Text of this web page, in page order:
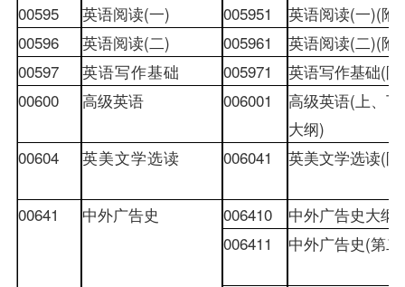
00595 英语阅读(一) 005951 英语阅读(一)(附
00596
英语阅读(二) 005961 英语阅读(二)(附
00597
英语写作基础 005971 英语写作基础(
00600
高级英语 006001 高级英语( 上、
大纲)
00604
英美文学选读 006041 英美文学选读(
00641 中外广告史 006410
中外广告史大纲
006411
中外广告史(第